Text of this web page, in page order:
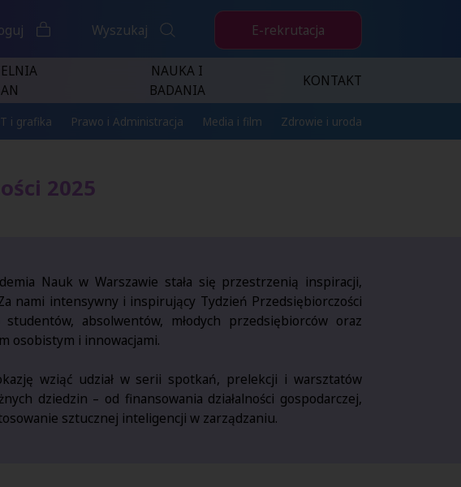
Wyszukaj E-rekrutacja
NAUKA I
BADANIA
KONTAKT
i grafika Prawo i Administracja Media i film Zdrowie i uroda
2025
Nauk w Warszawie stała się przestrzenią inspiracji,
nami intensywny i inspirujący Tydzień Przedsiębiorczości
absolwentów, młodych przedsiębiorców oraz
osobistym i innowacjami.
wziąć udział w serii spotkań, prelekcji i warsztatów
dziedzin – od finansowania działalności gospodarczej,
sztucznej inteligencji w zarządzaniu.